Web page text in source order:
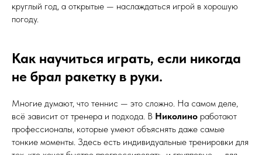
круглый год, а открытые — наслаждаться игрой в хорошую
погоду.
Как научиться играть, если никогда
не брал ракетку в руки.
Многие думают, что теннис — это сложно. На самом деле,
всё зависит от тренера и подхода. В Николино работают
профессионалы, которые умеют объяснять даже самые
тонкие моменты. Здесь есть индивидуальные тренировки для